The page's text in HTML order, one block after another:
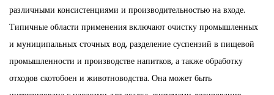
различными консистенциями и производительностью на входе.
Типичные области применения включают очистку промышленных
и муниципальных сточных вод, разделение суспензий в пищевой
промышленности и производстве напитков, а также обработку
отходов скотобоен и животноводства. Она может быть